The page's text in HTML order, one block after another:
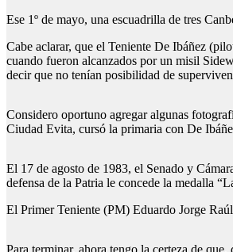
Ese 1º de mayo, una escuadrilla de tres
Cabe aclarar, que el Teniente De Ibáñez
cuando fueron alcanzados por un misil
decir que no tenían posibilidad de
Considero oportuno agregar algunas
Ciudad Evita, cursó la primaria con De
El 17 de agosto de 1983, el Senado y
defensa de la Patria le concede la medalla
El Primer Teniente (PM) Eduardo Jorge
Para terminar, ahora tengo la certeza de